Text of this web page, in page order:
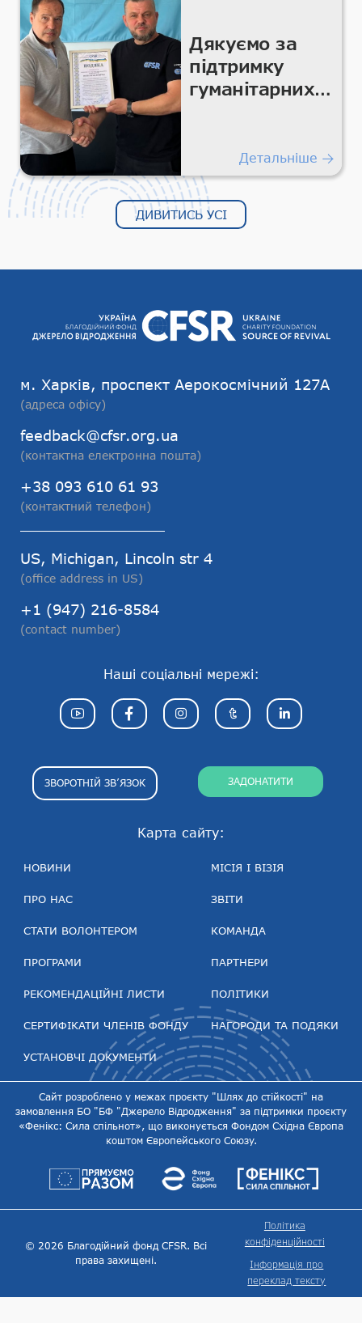
Дякуємо за
підтримку
гуманітарних
Детальніше
ДИВИТИСЬ УСІ
м. Харків, проспект Аерокосмічний 127А
(адреса офісу)
feedback@cfsr.org.ua
(контактна електронна пошта)
+38 093 610 61 93
(контактний телефон)
US, Michigan, Lincoln str 4
(office address in US)
+1 (947) 216-8584
(contact number)
Карта сайту:
НОВИНИ
ПРО НАС
СТАТИ ВОЛОНТЕРОМ
ПРОГРАМИ
РЕКОМЕНДАЦІЙНІ ЛИСТИ
СЕРТИФІКАТИ ЧЛЕНІВ ФОНДУ
УСТАНОВЧІ ДОКУМЕНТИ
МІСІЯ І ВІЗІЯ
ЗВІТИ
КОМАНДА
ПАРТНЕРИ
ПОЛІТИКИ
НАГОРОДИ ТА ПОДЯКИ
Наші соціальні мережі:
ЗВОРОТНІЙ ЗВ’ЯЗОК ЗАДОНАТИТИ
Сайт розроблено у межах проєкту "Шлях до стійкості" на
замовлення БО "БФ "Джерело Відродження" за підтримки проєкту
«Фенікс: Сила спільнот», що виконується Фондом Східна Європа
коштом Європейського Союзу.
© 2026 Благодійний фонд CFSR. Всі
права захищені.
Політика
конфіденційності
Інформація про
переклад тексту